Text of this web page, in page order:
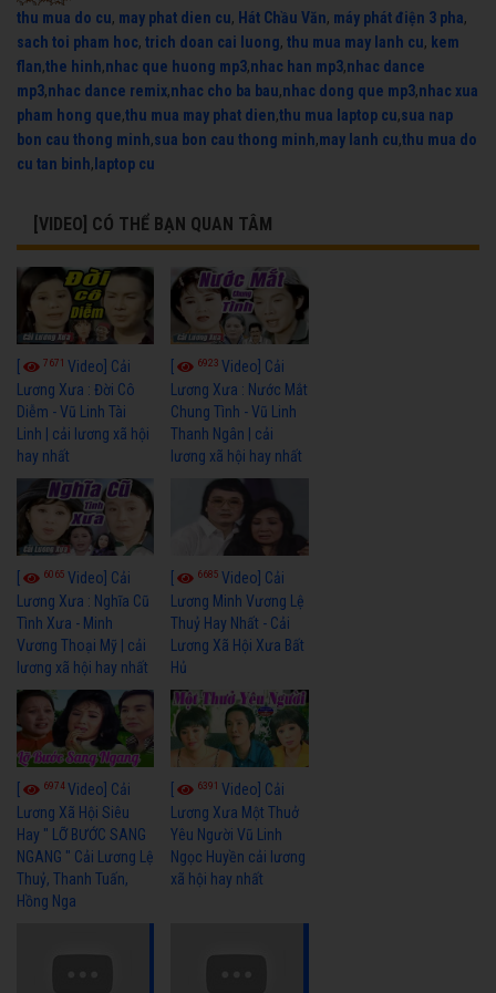
thu mua do cu, may phat dien cu, Hát Chầu Văn, máy phát điện 3 pha,
sach toi pham hoc, trich doan cai luong, thu mua may lanh cu, kem
flan,the hinh,nhac que huong mp3,nhac han mp3,nhac dance
mp3,nhac dance remix,nhac cho ba bau,nhac dong que mp3,nhac xua
pham hong que,thu mua may phat dien,thu mua laptop cu,sua nap
bon cau thong minh,sua bon cau thong minh,may lanh cu,thu mua do
cu tan binh, laptop cu
[VIDEO] CÓ THỂ BẠN QUAN TÂM
7671 Video] Cải
Lương Xưa : Đời Cô
Diễm - Vũ Linh Tài
Linh | cải lương xã hội
hay nhất
6923Video] Cải
Lương Xưa : Nước Mắt
Chung Tình - Vũ Linh
Thanh Ngân | cải
lương xã hội hay nhất
6065 Video] Cải
Lương Xưa : Nghĩa Cũ
Tình Xưa - Minh
Vương Thoại Mỹ | cải
lương xã hội hay nhất
6685Video] Cải
Lương Minh Vương Lệ
Thuỷ Hay Nhất - Cải
Lương Xã Hội Xưa Bất
Hủ
6974Video] Cải
Lương Xã Hội Siêu
Hay " LỠ BƯỚC SANG
NGANG " Cải Lương Lệ
Thuỷ, Thanh Tuấn,
Hồng Nga
6391Video] Cải
Lương Xưa Một Thuở
Yêu Người Vũ Linh
Ngọc Huyền cải lương
xã hội hay nhất